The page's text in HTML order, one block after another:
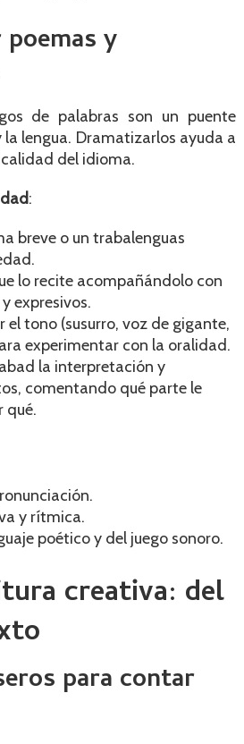
y
de palabras son un puente
lengua. Dramatizarlos ayuda a
del idioma.
:
breve o un trabalenguas
lo recite acompañándolo con
expresivos.
el tono (susurro, voz de gigante,
experimentar con la oralidad.
la interpretación y
comentando qué parte le
qué.
y rítmica.
poético y del juego sonoro.
creativa: del
para contar